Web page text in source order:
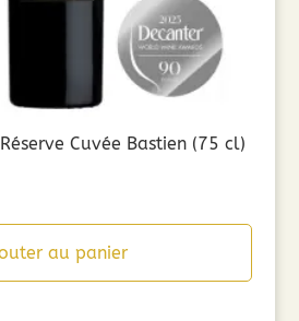
Cuvée Bastien (75 cl)
au panier